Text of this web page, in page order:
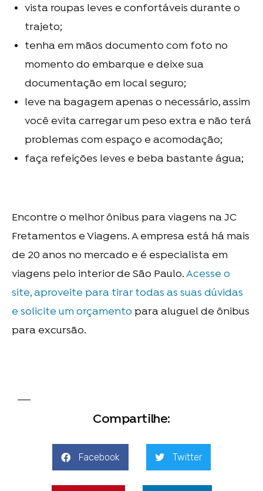
vista roupas leves e confortáveis durante o
trajeto;
tenha em mãos documento com foto no
momento do embarque e deixe sua
documentação em local seguro;
leve na bagagem apenas o necessário, assim
você evita carregar um peso extra e não terá
problemas com espaço e acomodação;
faça refeições leves e beba bastante água;
Encontre o melhorônibus para viagens na JC
Fretamentos e Viagens. A empresa está há mais
de 20 anos no mercado e é especialista em
viagens pelo interior de São Paulo.Acesse o
site, aproveite para tirar todas as suas dúvidas
e solicite um orçamento para aluguel de ônibus
para excursão.
Compartilhe:
Facebook Twitter